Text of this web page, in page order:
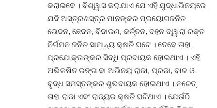
କରାଇବେ । ବିଶ୍ୱାସ କରାଯାଏ ଯେ ଏହି ଯୁଦ୍ଧାଭିନୟରେ
ଯଦି ଅସ୍ତ୍ରଶସ୍ତ୍ର ମାନଙ୍କର ପ୍ରୟୋଗଜନିତ
ଭେଦନ, ଛେଦନ, ବିଦାରଣ, କର୍ତ୍ତନ, ଦହନ ଦ୍ୱାରା ରକ୍ତ
ନିର୍ଗମନ ଜନିତ ସାମାନ୍ୟ କ୍ଷତି ଘଟେ । ତେବେ ତାହା
ପ୍ରଯୋକ୍ତାଙ୍କର ସିଦ୍ଧି ପ୍ରଦାୟକ ହୋଇଥାଏ । ଏହି
ଅଭିଳଷିତ ରଙ୍ଗ ବା ଅଭିନୟ ରାଜା, ପ୍ରଜା, ବାଳ ଓ
ବୃଦ୍ଧ ସମସ୍ତଙ୍କର ଶୁଭଦାୟକ ହୋଇଥାଏ । ନଚେତ୍
ତାହା ରାଜା ଏବଂ ରାଜ୍ୟର କ୍ଷତି ଘଟିଥାଏ । ଯେଉଁଠି